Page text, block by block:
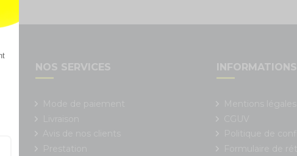
NOS SERVICES INFORMATIONS